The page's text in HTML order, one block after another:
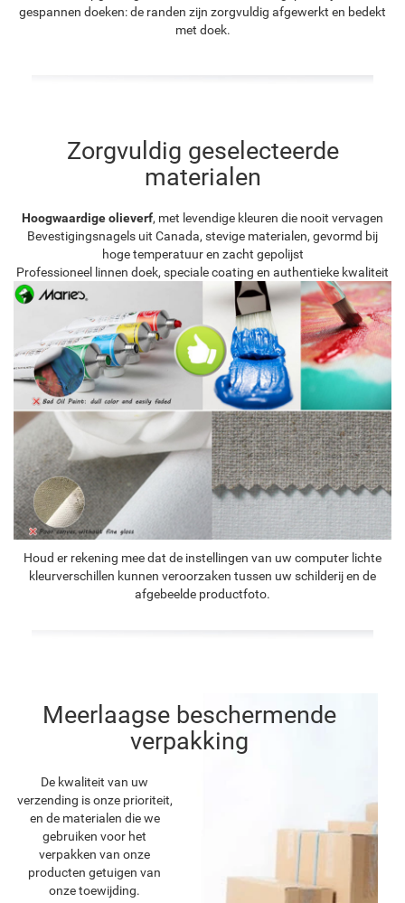
gespannen doeken: de randen zijn zorgvuldig afgewerkt en bedekt
met doek.
Zorgvuldig geselecteerde
materialen
Hoogwaardige olieverf, met levendige kleuren die nooit vervagen
Bevestigingsnagels uit Canada, stevige materialen, gevormd bij
hoge temperatuur en zacht gepolijst
Professioneel linnen doek, speciale coating en authentieke kwaliteit
Houd er rekening mee dat de instellingen van uw computer lichte
kleurverschillen kunnen veroorzaken tussen uw schilderij en de
afgebeelde productfoto.
Meerlaagse beschermende
verpakking
De kwaliteit van uw
verzending is onze prioriteit,
en de materialen die we
gebruiken voor het
verpakken van onze
producten getuigen van
onze toewijding.